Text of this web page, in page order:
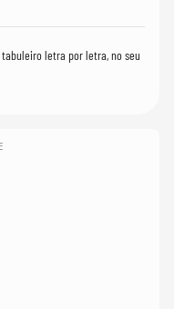
letra por letra, no seu